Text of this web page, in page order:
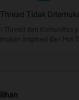
Thread Tidak
Thread dan Komunitas
inspirasi dari Hot